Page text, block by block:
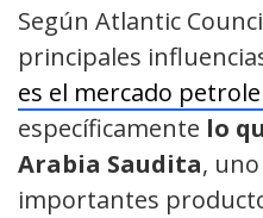
Según Atlantic
principales
es el mercado
específicamente lo
Arabia Saudita,
importantes